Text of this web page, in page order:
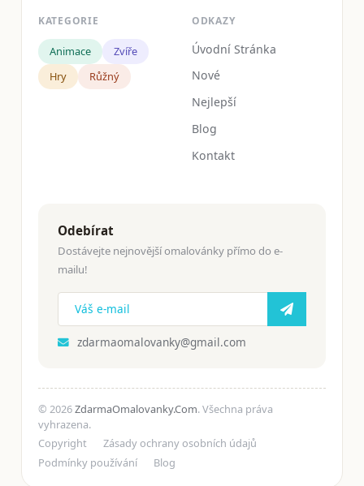
KATEGORIE
Animace
Zvíře
Hry
Růžný
ODKAZY
Úvodní Stránka
Nové
Nejlepší
Blog
Kontakt
Odebírat
Dostávejte nejnovější omalovánky přímo do e-
mailu!
zdarmaomalovanky@gmail.com
© 2026ZdarmaOmalovanky.Com. Všechna práva
vyhrazena.
Copyright
Zásady ochrany osobních údajů
Podmínky používání
Blog